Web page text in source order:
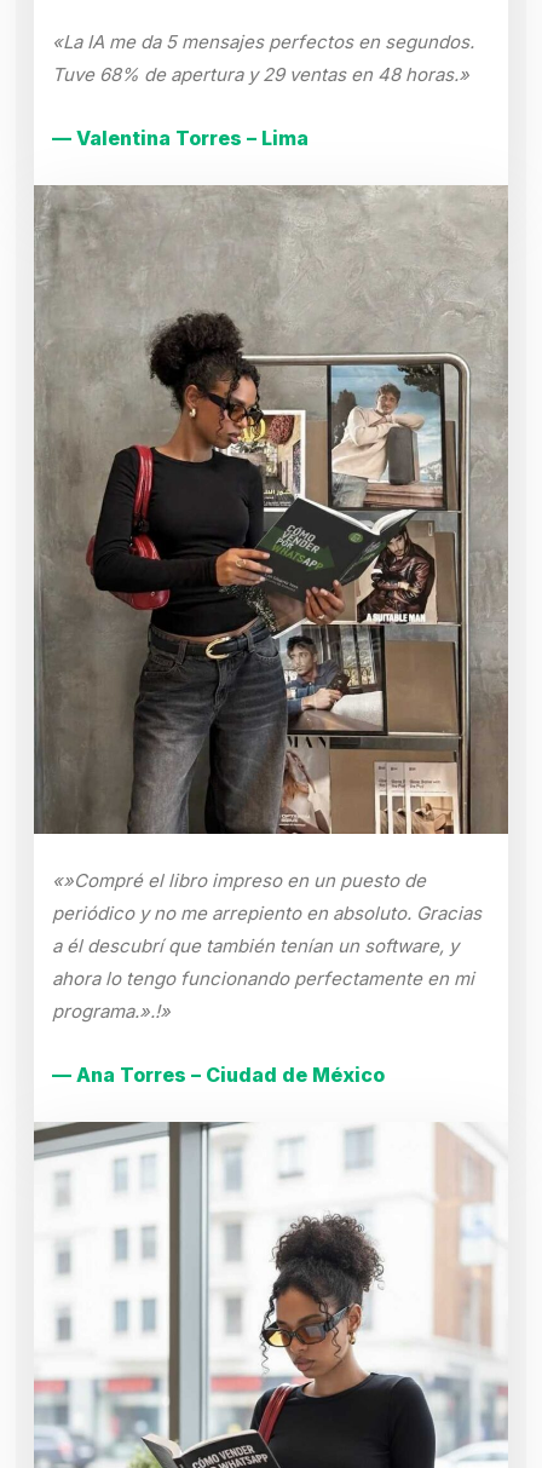
«La IA me da 5 mensajes perfectos en segundos.
Tuve 68% de apertura y 29 ventas en 48 horas.»
— Valentina Torres – Lima
«»Compré el libro impreso en un puesto de
periódico y no me arrepiento en absoluto. Gracias
a él descubrí que también tenían un software, y
ahora lo tengo funcionando perfectamente en mi
programa.».!»
— Ana Torres – Ciudad de México